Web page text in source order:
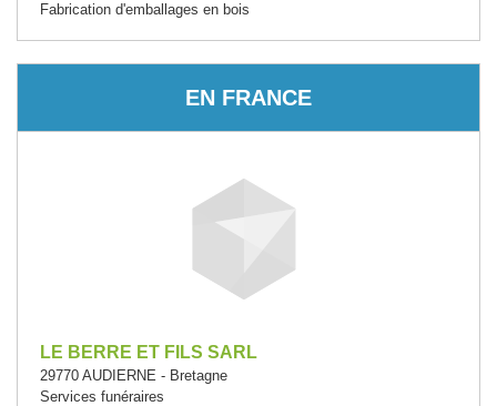
Fabrication d'emballages en bois
EN FRANCE
LE BERRE ET FILS SARL
29770 AUDIERNE - Bretagne
Services funéraires